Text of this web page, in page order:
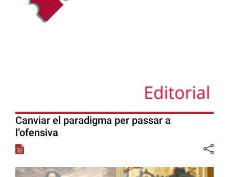
Canviar el paradigma per passar a
l’ofensiva